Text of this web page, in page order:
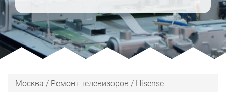
Москва / Ремонт телевизоров / Hisense